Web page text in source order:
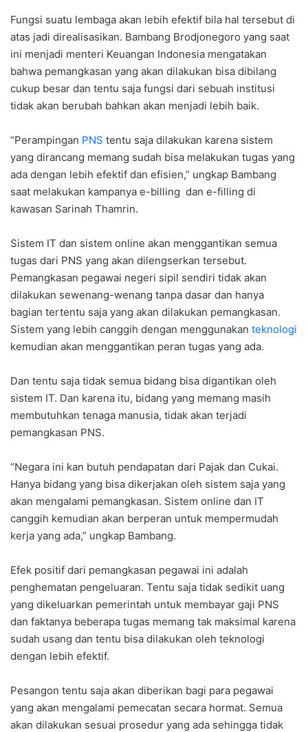
Fungsi suatu lembaga akan lebih efektif bila hal tersebut di
atas jadi direalisasikan. Bambang Brodjonegoro yang saat
ini menjadi menteri Keuangan Indonesia mengatakan
bahwa pemangkasan yang akan dilakukan bisa dibilang
cukup besar dan tentu saja fungsi dari sebuah institusi
tidak akan berubah bahkan akan menjadi lebih baik.
“Perampingan PNS tentu saja dilakukan karena sistem
yang dirancang memang sudah bisa melakukan tugas yang
ada dengan lebih efektif dan efisien,” ungkap Bambang
saat melakukan kampanya e-billing dan e-filling di
kawasan Sarinah Thamrin.
Sistem IT dan sistem online akan menggantikan semua
tugas dari PNS yang akan dilengserkan tersebut.
Pemangkasan pegawai negeri sipil sendiri tidak akan
dilakukan sewenang-wenang tanpa dasar dan hanya
bagian tertentu saja yang akan dilakukan pemangkasan.
Sistem yang lebih canggih dengan menggunakan teknologi
kemudian akan menggantikan peran tugas yang ada.
Dan tentu saja tidak semua bidang bisa digantikan oleh
sistem IT. Dan karena itu, bidang yang memang masih
membutuhkan tenaga manusia, tidak akan terjadi
pemangkasan PNS.
“Negara ini kan butuh pendapatan dari Pajak dan Cukai.
Hanya bidang yang bisa dikerjakan oleh sistem saja yang
akan mengalami pemangkasan. Sistem online dan IT
canggih kemudian akan berperan untuk mempermudah
kerja yang ada,” ungkap Bambang.
Efek positif dari pemangkasan pegawai ini adalah
penghematan pengeluaran. Tentu saja tidak sedikit uang
yang dikeluarkan pemerintah untuk membayar gaji PNS
dan faktanya beberapa tugas memang tak maksimal karena
sudah usang dan tentu bisa dilakukan oleh teknologi
dengan lebih efektif.
Pesangon tentu saja akan diberikan bagi para pegawai
yang akan mengalami pemecatan secara hormat. Semua
akan dilakukan sesuai prosedur yang ada sehingga tidak